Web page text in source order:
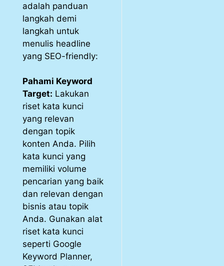
adalah panduan
langkah demi
langkah untuk
menulis headline
yang SEO-friendly:
Pahami Keyword
Target: Lakukan
riset kata kunci
yang relevan
dengan topik
konten Anda. Pilih
kata kunci yang
memiliki volume
pencarian yang baik
dan relevan dengan
bisnis atau topik
Anda. Gunakan alat
riset kata kunci
seperti Google
Keyword Planner,